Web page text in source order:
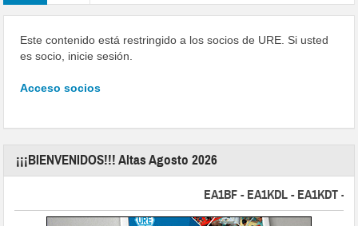
Este contenido está restringido a los socios de URE. Si usted
es socio, inicie sesión.
Acceso socios
¡¡¡BIENVENIDOS!!! Altas Agosto 2026
EA1BF - EA1KDL - EA1KDT -